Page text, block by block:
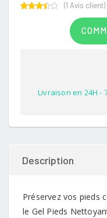
(1 Avis client)
Livraison en 24H -
Description
Préservez vos pieds
le Gel Pieds